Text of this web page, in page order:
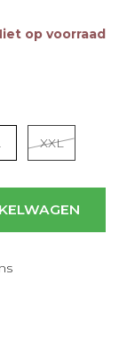
op voorraad
XXL